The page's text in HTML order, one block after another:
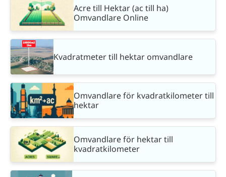
Acre till Hektar (ac till ha)
Omvandlare Online
Kvadratmeter till hektar omvandlare
Omvandlare för kvadratkilometer till
hektar
Omvandlare för hektar till
kvadratkilometer